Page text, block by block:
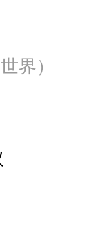
御
寿”
界
流
界）